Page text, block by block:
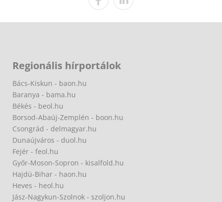
Regionális hírportálok
Bács-Kiskun - baon.hu
Baranya - bama.hu
Békés - beol.hu
Borsod-Abaúj-Zemplén - boon.hu
Csongrád - delmagyar.hu
Dunaújváros - duol.hu
Fejér - feol.hu
Győr-Moson-Sopron - kisalfold.hu
Hajdú-Bihar - haon.hu
Heves - heol.hu
Jász-Nagykun-Szolnok - szoljon.hu